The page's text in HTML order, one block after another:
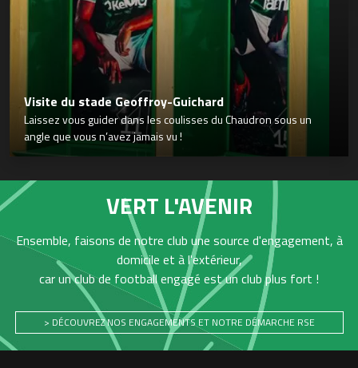
Visite du stade Geoffroy-Guichard
Laissez vous guider dans les coulisses du Chaudron sous un
angle que vous n’avez jamais vu !
VERT L'AVENIR
Ensemble, faisons de notre club une source d'engagement, à
domicile et à l'extérieur,
car un club de football engagé est un club plus fort !
> DÉCOUVREZ NOS ENGAGEMENTS ET NOTRE DÉMARCHE RSE